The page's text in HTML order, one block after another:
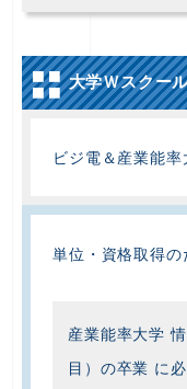
大学Ｗスクー
ビジ電＆産業能
単位・資格取得の
産業能率大学
目）の卒業 に